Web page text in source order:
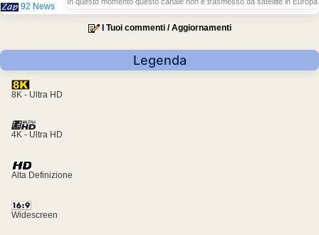
92 News
I Tuoi commenti / Aggiornamenti
Legenda
8K - Ultra HD
4K - Ultra HD
Alta Definizione
Widescreen